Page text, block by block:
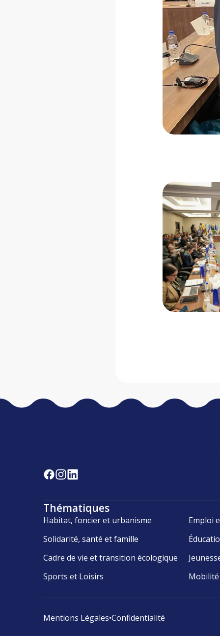
Thématiques
Habitat, foncier et urbanisme
Emploi
Solidarité, santé et famille
Cadre de vie et transition écologique
Sports et Loisirs
Mentions Légales•Confidentialité